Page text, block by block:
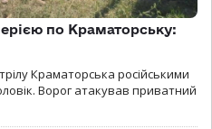
по Краматорську:
Краматорська російськими
Ворог атакував приватний